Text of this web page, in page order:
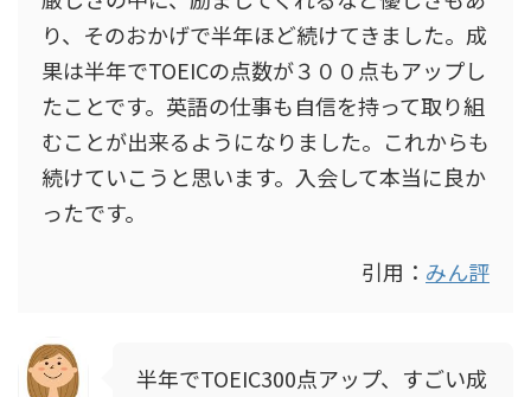
り、そのおかげで半年ほど続けてきました。成
果は半年でTOEICの点数が３００点もアップし
たことです。英語の仕事も自信を持って取り組
むことが出来るようになりました。これからも
続けていこうと思います。入会して本当に良か
ったです。
引用： みん評
半年でTOEIC300点アップ、すごい成